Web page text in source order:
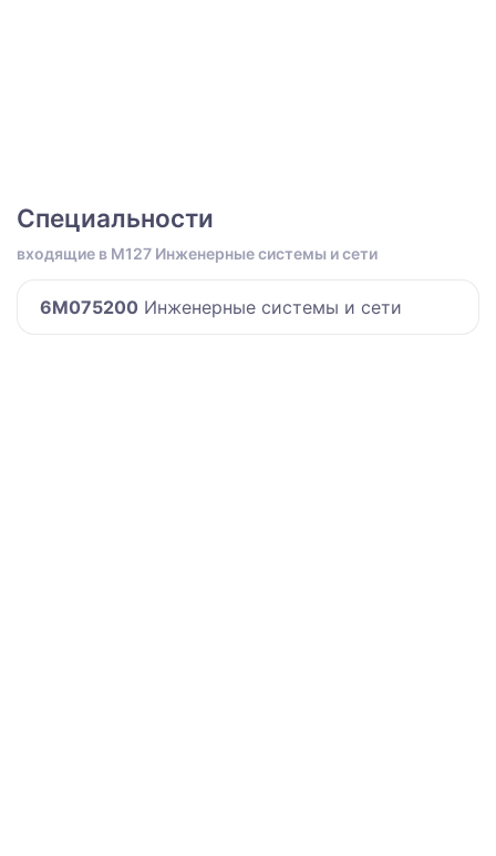
Специальности
входящие в M127 Инженерные системы и сети
6M075200 Инженерные системы и сети